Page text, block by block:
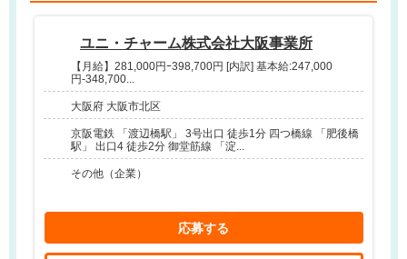
ユニ・チャーム株式会社大阪事業所
【月給】281,000円ｰ398,700円 [内訳] 基本給:247,000
円-348,700...
大阪府 大阪市北区
京阪電鉄 「渡辺橋駅」 3号出口 徒歩1分 四つ橋線 「肥後橋
駅」 出口4 徒歩2分 御堂筋線 「淀...
その他（企業）
応募する